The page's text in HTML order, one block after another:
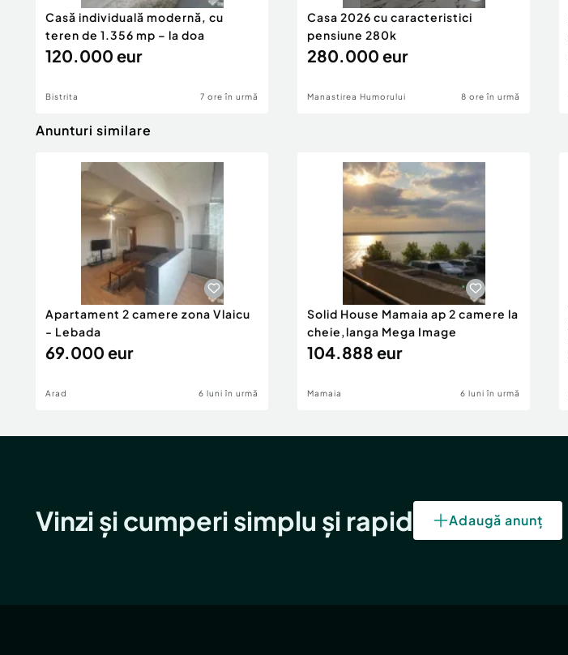
Casă individuală modernă, cu
teren de 1.356 mp – la doa
120.000 eur
Bistrita 7 ore în urmă
Casa 2026 cu caracteristici
pensiune 280k
280.000 eur
Manastirea Humorului 8 ore în urmă
Anunturi similare
Apartament 2 camere zona Vlaicu
- Lebada
69.000 eur
Arad 6 luni în urmă
Solid House Mamaia ap 2 camere la
cheie,langa Mega Image
104.888 eur
Mamaia 6 luni în urmă
Vinzi și cumperi simplu și rapid Adaugă anunț